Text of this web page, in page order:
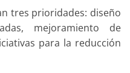
tres prioridades: diseño
mejoramiento de
para la reducción